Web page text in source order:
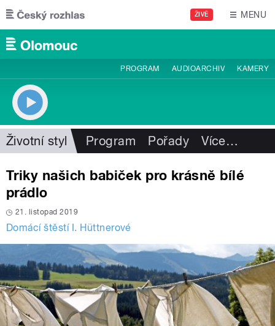
Přejít k hlavnímu obsahu
ŽIVĚ MENU
PROGRAM AUDIOARCHIV KAMERY
Životní styl Program Pořady Více…
Triky našich babiček pro krásně bílé
prádlo
21. listopad 2019
Domácí štěstí I. Hüttnerové